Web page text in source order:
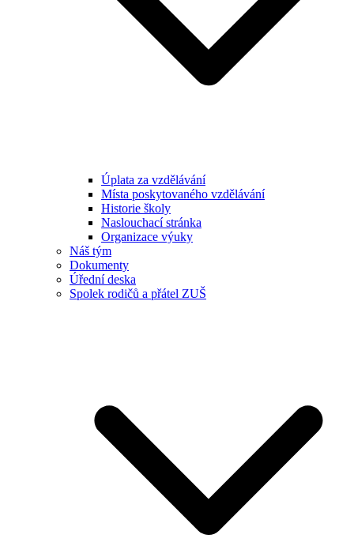
Úplata za vzdělávání
Místa poskytovaného vzdělávání
Historie školy
Naslouchací stránka
Organizace výuky
Náš tým
Dokumenty
Úřední deska
Spolek rodičů a přátel ZUŠ